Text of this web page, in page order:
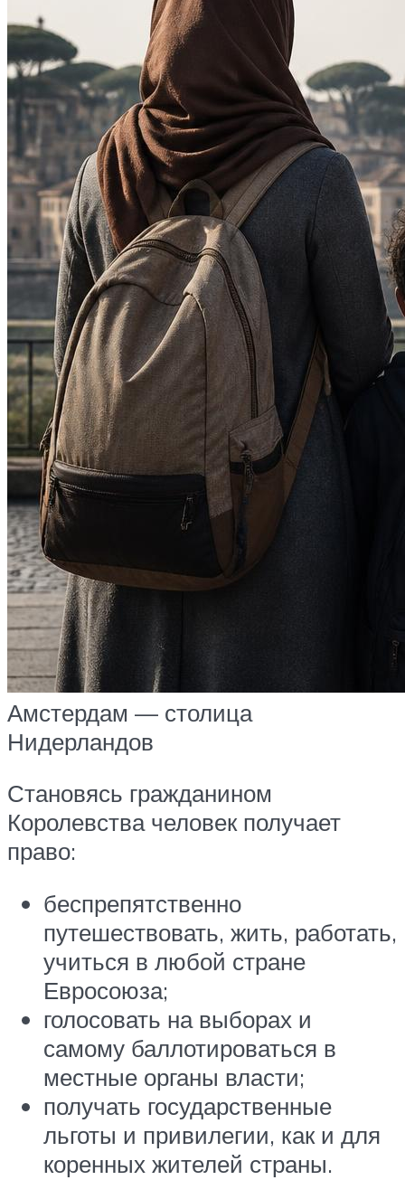
Амстердам — столица
Нидерландов
Становясь гражданином
Королевства человек получает
право:
беспрепятственно
путешествовать, жить, работать,
учиться в любой стране
Евросоюза;
голосовать на выборах и
самому баллотироваться в
местные органы власти;
получать государственные
льготы и привилегии, как и для
коренных жителей страны.